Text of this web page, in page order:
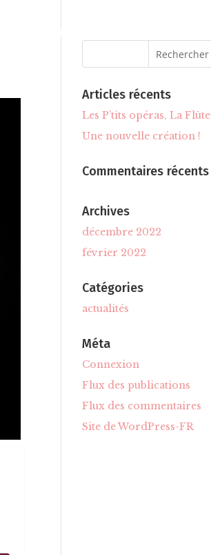
Articles récents
Les P’tits opéras, La Flûte
Une nouvelle création !
Commentaires récents
Archives
décembre 2022
février 2022
Catégories
actualités
Méta
Connexion
Flux des publications
Flux des commentaires
Site de WordPress-FR